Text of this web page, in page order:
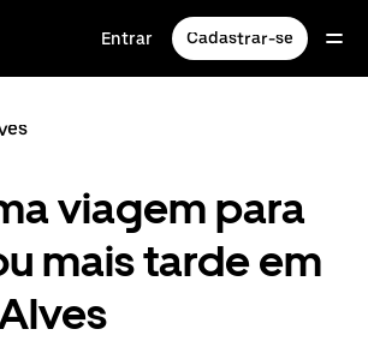
Entrar Cadastrar-se
viagem para
mais tarde em